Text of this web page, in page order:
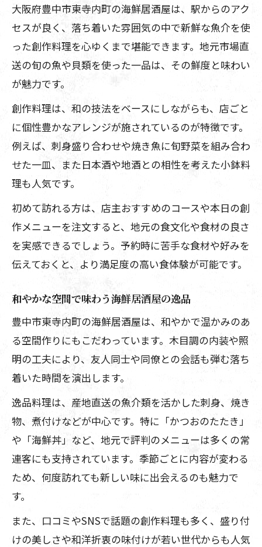
大阪府豊中市東寺内町の海鮮居酒屋は、駅からのアク
セスが良く、落ち着いた雰囲気の中で新鮮な魚介を使
った創作料理を心ゆくまで堪能できます。地元市場直
送の旬の魚や貝類を使った一品は、その鮮度と味わい
が魅力です。
創作料理は、和の技法をベースにしながらも、店ごと
に個性豊かなアレンジが施されているのが特徴です。
例えば、刺身盛り合わせや焼き魚に旬野菜を組み合わ
せた一皿、また日本酒や地酒との相性を考えた小鉢料
理も人気です。
初めて訪れる方は、店主おすすめのコースや本日の創
作メニューを注文すると、地元の食文化や食材の良さ
を実感できるでしょう。予約時に苦手な食材や好みを
伝えておくと、より満足度の高い食体験が可能です。
和やかな空間で味わう海鮮居酒屋の逸品
豊中市東寺内町の海鮮居酒屋は、和やかで温かみのあ
る空間作りにもこだわっています。木目調の内装や照
明の工夫により、友人同士や同僚との会話も弾む落ち
着いた時間を演出します。
逸品料理は、産地直送の魚介類を活かした刺身、焼き
物、煮付けなどが中心です。特に「かつおのたたき」
や「海鮮丼」など、地元で評判のメニューは多くの常
連客にも支持されています。季節ごとに内容が変わる
ため、何度訪れても新しい味に出会えるのも魅力で
す。
また、口コミやSNSで話題の創作料理も多く、盛り付
けの美しさや和洋折衷の味付けが若い世代からも人気